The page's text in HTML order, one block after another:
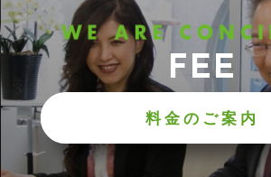
FEE
料金のご案内